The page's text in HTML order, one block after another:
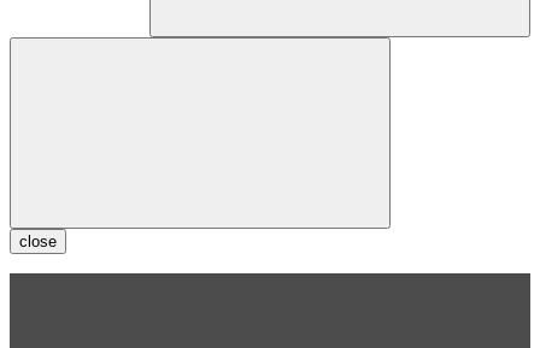
close